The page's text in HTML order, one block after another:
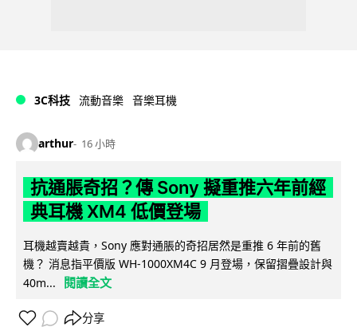
3C科技 流動音樂 音樂耳機
arthur 16 小時
抗通脹奇招？傳 Sony 擬重推六年前經
典耳機 XM4 低價登場
耳機越賣越貴，Sony 應對通脹的奇招居然是重推 6 年前的舊
機？ 消息指平價版 WH-1000XM4C 9 月登場，保留摺疊設計與
40m...
閱讀全文
分享